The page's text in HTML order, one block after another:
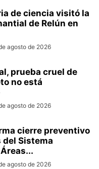
de ciencia visitó la
de Relún en
agosto de 2026
prueba cruel de
no está
agosto de 2026
cierre preventivo
del Sistema
agosto de 2026